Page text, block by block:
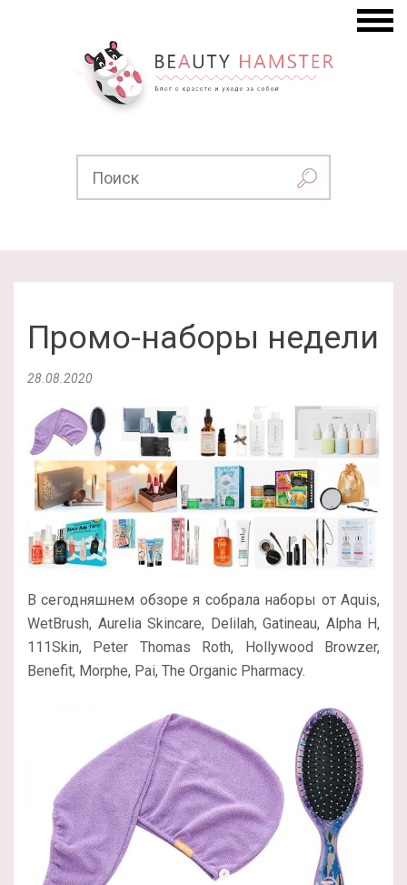
Промо-наборы недели
28.08.2020
В сегодняшнем обзоре я собрала наборы от Aquis,
WetBrush, Aurelia Skincare, Delilah, Gatineau, Alpha H,
111Skin, Peter Thomas Roth, Hollywood Browzer,
Benefit, Morphe, Pai, The Organic Pharmacy.